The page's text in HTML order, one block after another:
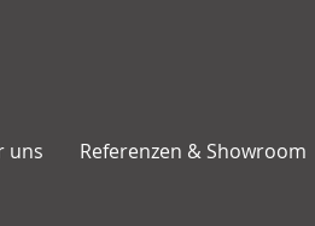
uns Referenzen & Showroom